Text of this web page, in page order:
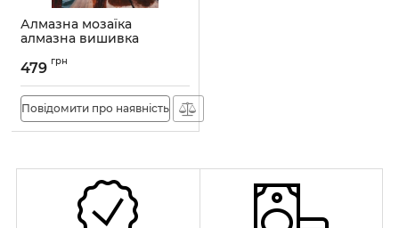
Алмазна мозаїка
алмазна вишивка
OG00029SS
Артикул:OG00029SS
479 грн
Повідомити про наявність